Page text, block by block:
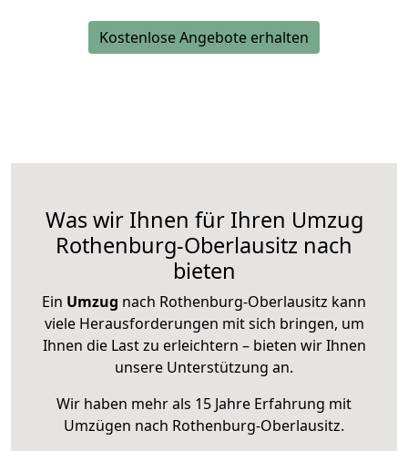
Kostenlose Angebote erhalten
Was wir Ihnen für Ihren Umzug
Rothenburg-Oberlausitz nach
bieten
Ein Umzug nach Rothenburg-Oberlausitz kann
viele Herausforderungen mit sich bringen, um
Ihnen die Last zu erleichtern – bieten wir Ihnen
unsere Unterstützung an.
Wir haben mehr als 15 Jahre Erfahrung mit
Umzügen nach Rothenburg-Oberlausitz.